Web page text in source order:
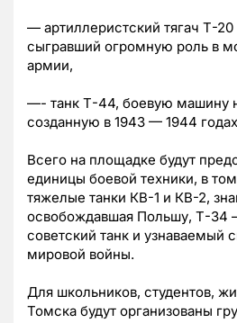
— артиллеристский тягач Т-
сыгравший огромную роль в
армии,
—- танк Т-44, боевую машину
созданную в 1943 — 1944
Всего на площадке будут
единицы боевой техники, в
тяжелые танки КВ-1 и КВ-2,
освобождавшая Польшу, Т-
советский танк и узнаваемый
мировой войны.
Для школьников, студентов,
Томска будут организованы